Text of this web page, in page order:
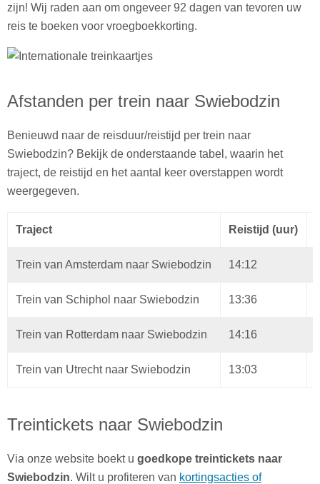
zijn! Wij raden aan om ongeveer 92 dagen van tevoren uw
reis te boeken voor vroegboekkorting.
Afstanden per trein naar Swiebodzin
Benieuwd naar de reisduur/reistijd per trein naar
Swiebodzin? Bekijk de onderstaande tabel, waarin het
traject, de reistijd en het aantal keer overstappen wordt
weergegeven.
Traject Reistijd (uur)
Trein van Amsterdam naar Swiebodzin 14:12
Trein van Schiphol naar Swiebodzin 13:36
Trein van Rotterdam naar Swiebodzin 14:16
Trein van Utrecht naar Swiebodzin 13:03
Treintickets naar Swiebodzin
Via onze website boekt u goedkope treintickets naar
Swiebodzin. Wilt u profiteren van kortingsacties of